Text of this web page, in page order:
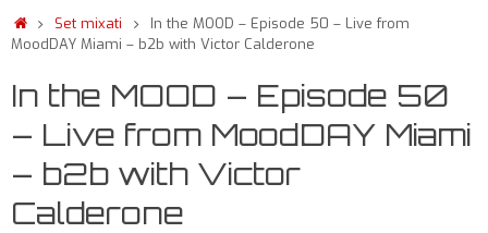
Set mixati
In the MOOD – Episode 50 – Live from
MoodDAY Miami – b2b with Victor Calderone
In the MOOD – Episode 50
– Live from MoodDAY Miami
– b2b with Victor
Calderone